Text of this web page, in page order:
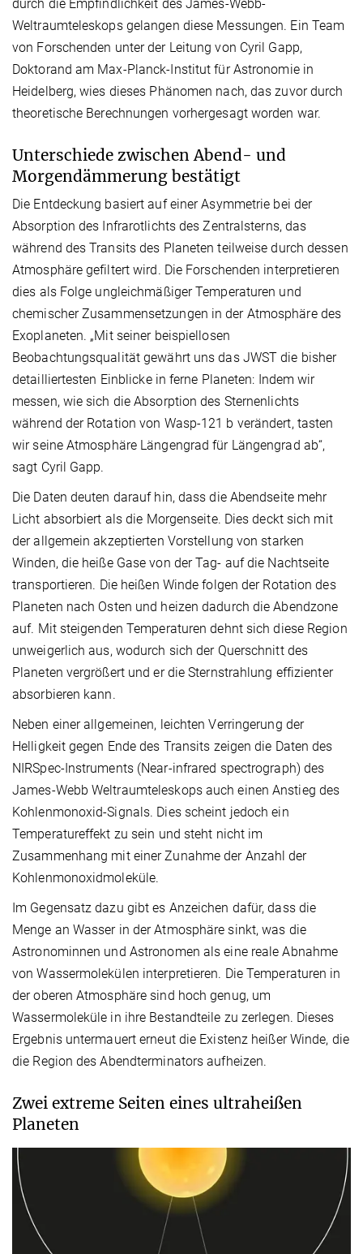
durch die Empfindlichkeit des James-Webb-
Weltraumteleskops gelangen diese Messungen. Ein Team
von Forschenden unter der Leitung von Cyril Gapp,
Doktorand am Max-Planck-Institut für Astronomie in
Heidelberg, wies dieses Phänomen nach, das zuvor durch
theoretische Berechnungen vorhergesagt worden war.
Unterschiede zwischen Abend- und
Morgendämmerung bestätigt
Die Entdeckung basiert auf einer Asymmetrie bei der
Absorption des Infrarotlichts des Zentralsterns, das
während des Transits des Planeten teilweise durch dessen
Atmosphäre gefiltert wird. Die Forschenden interpretieren
dies als Folge ungleichmäßiger Temperaturen und
chemischer Zusammensetzungen in der Atmosphäre des
Exoplaneten. „Mit seiner beispiellosen
Beobachtungsqualität gewährt uns das JWST die bisher
detailliertesten Einblicke in ferne Planeten: Indem wir
messen, wie sich die Absorption des Sternenlichts
während der Rotation von Wasp-121 b verändert, tasten
wir seine Atmosphäre Längengrad für Längengrad ab“,
sagt Cyril Gapp.
Die Daten deuten darauf hin, dass die Abendseite mehr
Licht absorbiert als die Morgenseite. Dies deckt sich mit
der allgemein akzeptierten Vorstellung von starken
Winden, die heiße Gase von der Tag- auf die Nachtseite
transportieren. Die heißen Winde folgen der Rotation des
Planeten nach Osten und heizen dadurch die Abendzone
auf. Mit steigenden Temperaturen dehnt sich diese Region
unweigerlich aus, wodurch sich der Querschnitt des
Planeten vergrößert und er die Sternstrahlung effizienter
absorbieren kann.
Neben einer allgemeinen, leichten Verringerung der
Helligkeit gegen Ende des Transits zeigen die Daten des
NIRSpec-Instruments (Near-infrared spectrograph) des
James-Webb Weltraumteleskops auch einen Anstieg des
Kohlenmonoxid-Signals. Dies scheint jedoch ein
Temperatureffekt zu sein und steht nicht im
Zusammenhang mit einer Zunahme der Anzahl der
Kohlenmonoxidmoleküle.
Im Gegensatz dazu gibt es Anzeichen dafür, dass die
Menge an Wasser in der Atmosphäre sinkt, was die
Astronominnen und Astronomen als eine reale Abnahme
von Wassermolekülen interpretieren. Die Temperaturen in
der oberen Atmosphäre sind hoch genug, um
Wassermoleküle in ihre Bestandteile zu zerlegen. Dieses
Ergebnis untermauert erneut die Existenz heißer Winde, die
die Region des Abendterminators aufheizen.
Zwei extreme Seiten eines ultraheißen
Planeten